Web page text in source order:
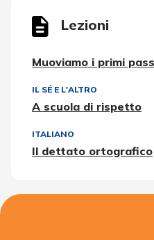
Lezioni
Muoviamo i primi
IL SÉ E L'ALTRO
A scuola di rispetto
ITALIANO
Il dettato ortografico